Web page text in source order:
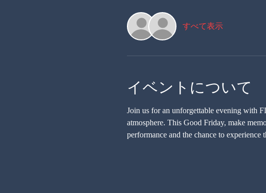
すべて表示
イベントについて
Join us for an unforgettable evening with
atmosphere. This Good Friday, make
performance and the chance to